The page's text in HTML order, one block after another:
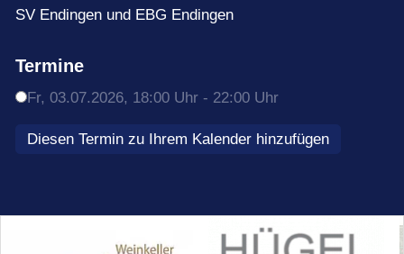
Termine
SV Endingen und EBG Endingen
Termine
Fr, 03.07.2026, 18:00 Uhr - 22:00 Uhr
Diesen Termin zu Ihrem Kalender hinzufügen